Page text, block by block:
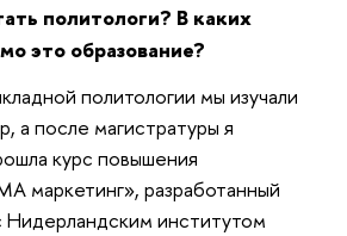
политологи? В каких
это образование?
политологии мы изучали
а после магистратуры я
курс повышения
маркетинг», разработанный
институтом